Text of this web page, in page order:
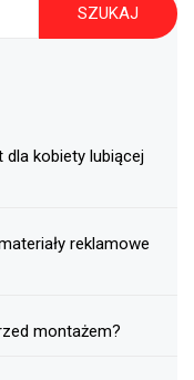
kobiety lubiącej
reklamowe
montażem?